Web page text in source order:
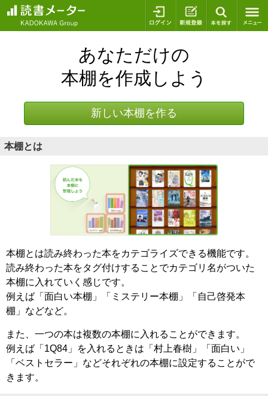
ログイン 新規登録
あなただけの
本棚を作成しよう
新しい本棚を作る
本棚とは
本棚とは読み終わった本をカテゴライズできる機能です。
読み終わった本をタグ付けすることでカテゴリ名がついた
本棚に入れていく感じです。
例えば「面白い本棚」「ミステリー本棚」「自己啓発本
棚」などなど。
また、一つの本は複数の本棚に入れることができます。
例えば「1Q84」を入れるときは「村上春樹」「面白い」
「ベストセラー」などそれぞれの本棚に設定することがで
きます。